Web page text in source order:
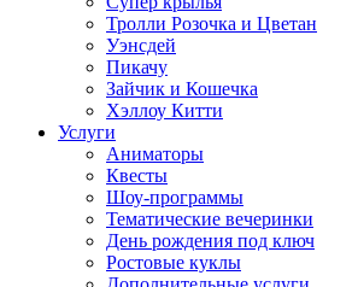
Тролли Розочка и Цветан
Уэнсдей
Пикачу
Зайчик и Кошечка
Хэллоу Китти
Услуги
Аниматоры
Квесты
Шоу-программы
Тематические вечеринки
День рождения под ключ
Ростовые куклы